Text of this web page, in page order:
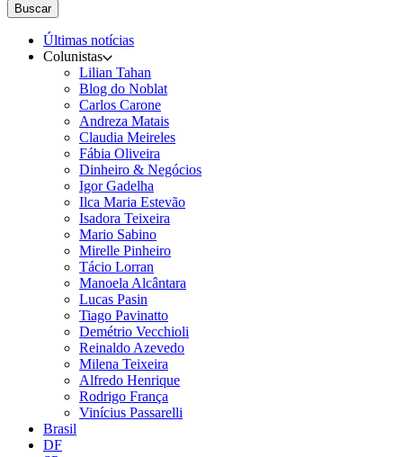
Buscar
Últimas notícias
Colunistas
Lilian Tahan
Blog do Noblat
Carlos Carone
Andreza Matais
Claudia Meireles
Fábia Oliveira
Dinheiro & Negócios
Igor Gadelha
Ilca Maria Estevão
Isadora Teixeira
Mario Sabino
Mirelle Pinheiro
Tácio Lorran
Manoela Alcântara
Lucas Pasin
Tiago Pavinatto
Demétrio Vecchioli
Reinaldo Azevedo
Milena Teixeira
Alfredo Henrique
Rodrigo França
Vinícius Passarelli
Brasil
DF